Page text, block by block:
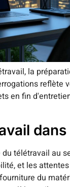
la
reflète
en fin
télétravail au
et les
du